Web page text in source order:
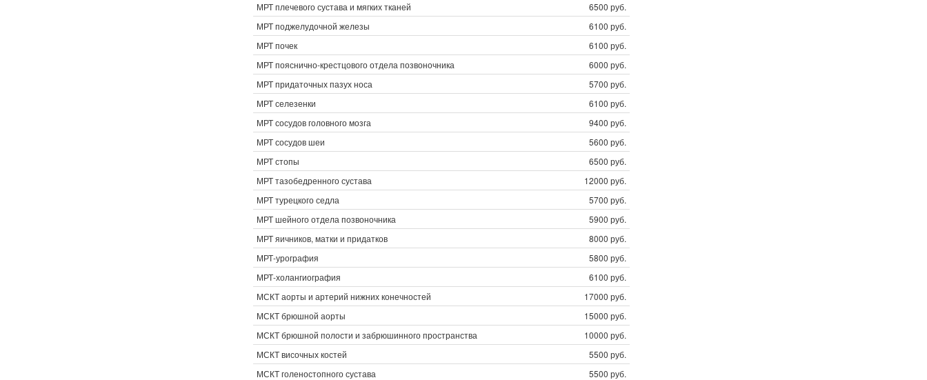
МРТ плечевого сустава и мягких тканей
6500 руб.
МРТ поджелудочной железы
6100 руб.
МРТ почек
6100 руб.
МРТ пояснично-крестцового отдела позвоночника
6000 руб.
МРТ придаточных пазух носа
5700 руб.
МРТ селезенки
6100 руб.
МРТ сосудов головного мозга
9400 руб.
МРТ сосудов шеи
5600 руб.
МРТ стопы
6500 руб.
МРТ тазобедренного сустава
12000 руб.
МРТ турецкого седла
5700 руб.
МРТ шейного отдела позвоночника
5900 руб.
МРТ яичников, матки и придатков
8000 руб.
МРТ-урография
5800 руб.
МРТ-холангиография
6100 руб.
МСКТ аорты и артерий нижних конечностей
17000 руб.
МСКТ брюшной аорты
15000 руб.
МСКТ брюшной полости и забрюшинного пространства
10000 руб.
МСКТ височных костей
5500 руб.
МСКТ голеностопного сустава
5500 руб.